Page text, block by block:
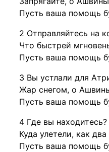
Пусть ваша помощь
2 Отправляйтесь на
Что быстрей
Пусть ваша помощь
3 Вы устлали для
Жар снегом, о
Пусть ваша помощь
4 Где вы
Куда улетели, как
Пусть ваша помощь